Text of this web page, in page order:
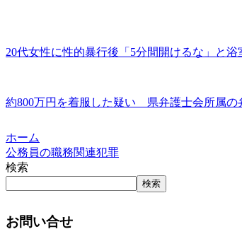
20代女性に性的暴行後「5分間開けるな」と
約800万円を着服した疑い 県弁護士会所属の
ホーム
公務員の職務関連犯罪
検索
検索
お問い合せ